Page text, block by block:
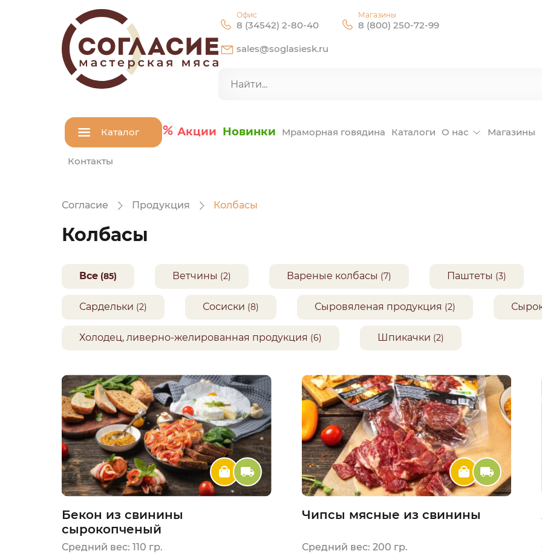
Офис
8 (34542) 2-80-40
Магазины
8 (800) 250-72-99
sales@soglasiesk.ru
Каталог Акции Новинки Мраморная говядина Каталоги О нас Магазины
Контакты
Согласие Продукция Колбасы
Колбасы
Все (85) Ветчины (2) Вареные колбасы (7) Паштеты (3)
Сардельки (2) Сосиски (8) Сыровяленая продукция (2)
Холодец, ливерно-желированная продукция (6) Шпикачки (2)
Бекон из свинины
сырокопченый
Средний вес: 110 гр.
Чипсы мясные из свинины
Средний вес: 200 гр.